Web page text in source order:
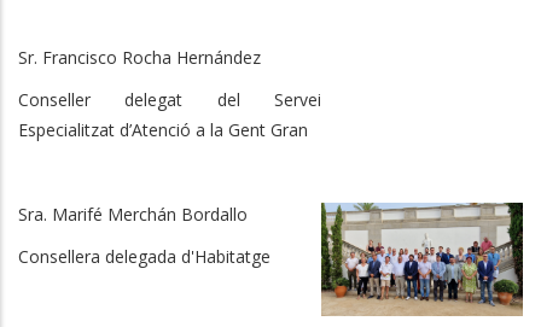
Sr. Francisco Rocha Hernández
Conseller delegat del Servei
Especialitzat d’Atenció a la Gent Gran
Sra. Marifé Merchán Bordallo
Consellera delegada d'Habitatge